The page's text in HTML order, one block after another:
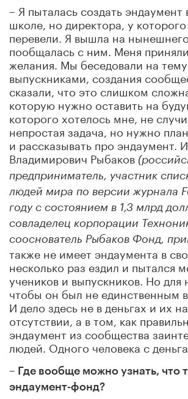
– Я пыталась создать эндаумент
школе, но директора, у которого
перевели. Я вышла на
пообщалась с ним. Меня
желания. Мы беседовали на
выпускниками, создания
сказали, что это слишком
которую нужно оставить на
которого хотелось мне, не
непростая задача, но нужно
и рассказывать про эндаумент.
Владимирович Рыбаков
предприниматель, участник
людей мира по версии журнала
году с состоянием в 1,3 млрд
совладелец корпорации
сооснователь Рыбаков Фонд,
также не имеет эндаумента в
несколько раз ездил и пытался
учеников и выпускников. Но для
чтобы он был не единственным
И дело здесь не в деньгах и их
отсутствии, а в том, как
эндаумент из сообщества
людей. Одного человека с
– Где вообще можно узнать, что
эндаумент-фонд?